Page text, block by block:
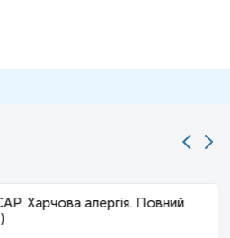
відбір не рекомендується,
результату відбір має провести
Харчова алергія. Повний